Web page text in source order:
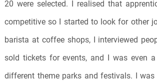
20 were selected. I realised that
competitive so I started to look for other
barista at coffee shops, I interviewed
sold tickets for events, and I was even
different theme parks and festivals. I